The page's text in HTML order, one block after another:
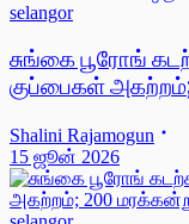
selangor
சுங்கை பூரோங்
குப்பைகள்
Shalini Rajamogun
15 ஜூன் 2026